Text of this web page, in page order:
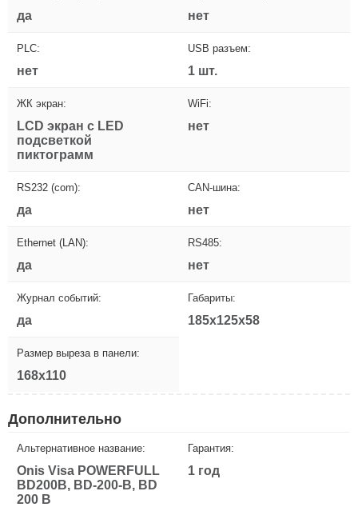
да нет
PLC:
нет
USB разъем:
1 шт.
ЖК экран:
LCD экран с LED
подсветкой
пиктограмм
WiFi:
нет
RS232 (com):
да
CAN-шина:
нет
Ethernet (LAN):
да
RS485:
нет
Журнал событий:
да
Габариты:
185x125x58
Размер выреза в панели:
168x110
Дополнительно
Альтернативное название:
Onis Visa POWERFULL
BD200B, BD-200-B, BD
200 B
Гарантия:
1 год